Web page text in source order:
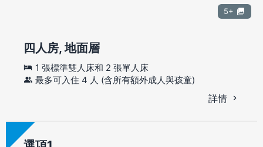
5+
四人房, 地面層
1 張標準雙人床和 2 張單人床
最多可入住 4 人 (含所有額外成人與孩童)
詳情